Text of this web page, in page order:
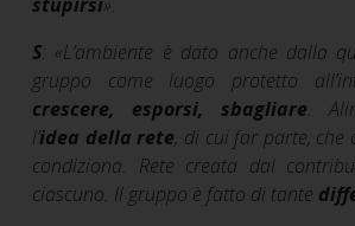
S: «L’ambiente è dato anche dalla
gruppo come luogo protetto
crescere, esporsi, sbagliare.
l’idea della rete, di cui far parte, che
condiziona. Rete creata dal
ciascuno. Il gruppo è fatto di tante